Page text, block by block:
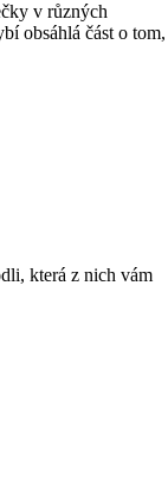
v různých
obsáhlá část o tom,
která z nich vám